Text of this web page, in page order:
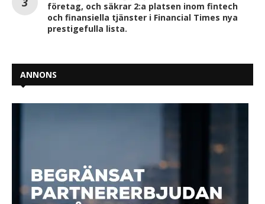
företag, och säkrar 2:a platsen inom fintech
och finansiella tjänster i Financial Times nya
prestigefulla lista.
ANNONS